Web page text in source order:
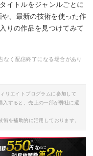
イトルをジャンルごとに
、最新の技術を使った作
りの作品を見つけてみて
く配信終了になる場合があり
リエイトプログラムに参加して
入すると、売上の一部が弊社に還
を補助的に活用しております。